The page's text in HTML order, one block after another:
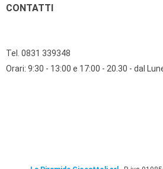
CONTATTI
Tel. 0831 339348
Orari: 9:30 - 13:00 e 17:00 - 20.30 - dal